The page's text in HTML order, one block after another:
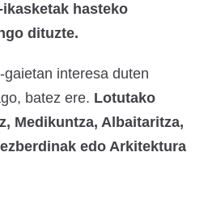
hasteko
dituzte.
interesa duten
batez ere. Lotutako
Medikuntza, Albaitaritza,
edo Arkitektura